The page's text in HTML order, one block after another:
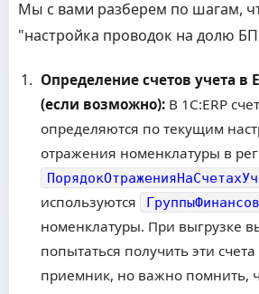
Мы с вами разберем по шагам,
"настройка проводок на долю
Определение счетов учета в
(если возможно): В 1С:ERP
определяются по текущим
отражения номенклатуры в
используются
номенклатуры. При выгрузке
попытаться получить эти
приемник, но важно помнить,